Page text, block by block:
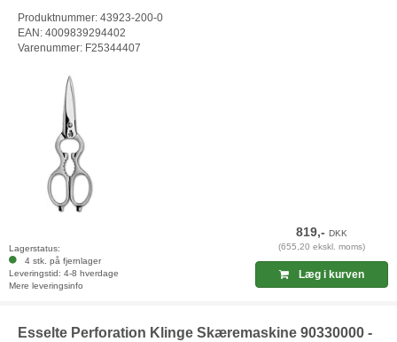
Produktnummer: 43923-200-0
EAN: 4009839294402
Varenummer: F25344407
Lagerstatus:
4 stk. på fjernlager
Leveringstid: 4-8 hverdage
Mere leveringsinfo
819,-DKK
(655,20 ekskl. moms)
Læg i kurven
Esselte Perforation Klinge Skæremaskine 90330000 -